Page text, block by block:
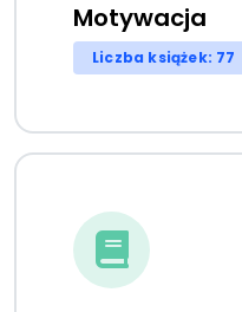
Motywacja
Liczba książek: 77